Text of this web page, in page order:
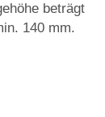
beträgt
140 mm.